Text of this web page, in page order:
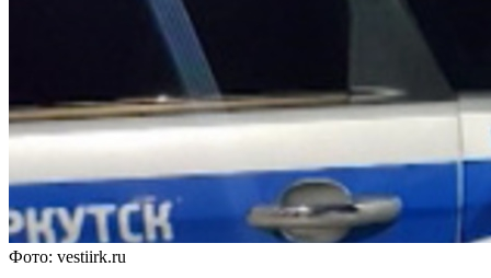
Фото: vestiirk.ru